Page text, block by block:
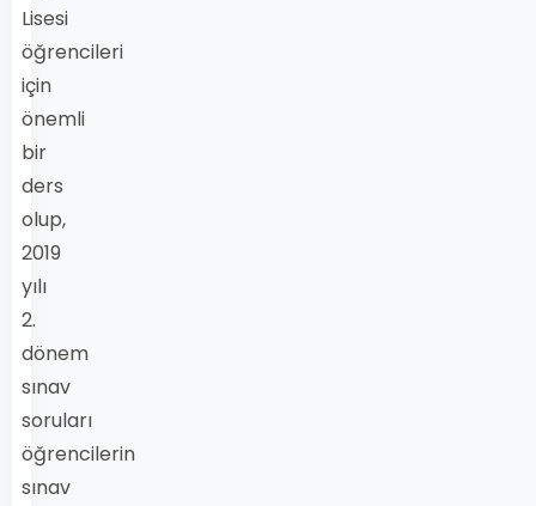
Lisesi
öğrencileri
için
önemli
bir
ders
olup,
2019
yılı
2.
dönem
sınav
soruları
öğrencilerin
sınav